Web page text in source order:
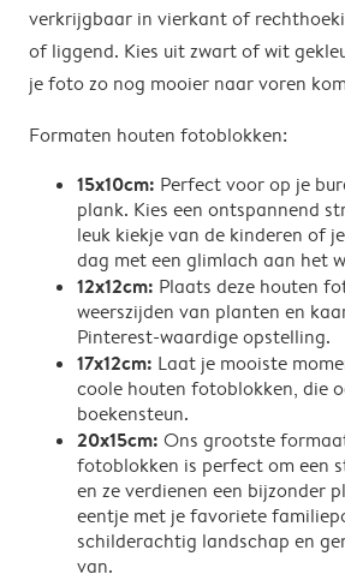
verkrijgbaar in vierkant of
of liggend. Kies uit zwart of wit
je foto zo nog mooier naar voren
Formaten houten fotoblokken:
15x10cm: Perfect voor op je
plank. Kies een ontspannend
leuk kiekje van de kinderen of
dag met een glimlach aan het
12x12cm: Plaats deze houten
weerszijden van planten en
Pinterest-waardige opstelling.
17x12cm: Laat je mooiste
coole houten fotoblokken, die
boekensteun.
20x15cm: Ons grootste
fotoblokken is perfect om een
en ze verdienen een bijzonder
eentje met je favoriete
schilderachtig landschap en
van.